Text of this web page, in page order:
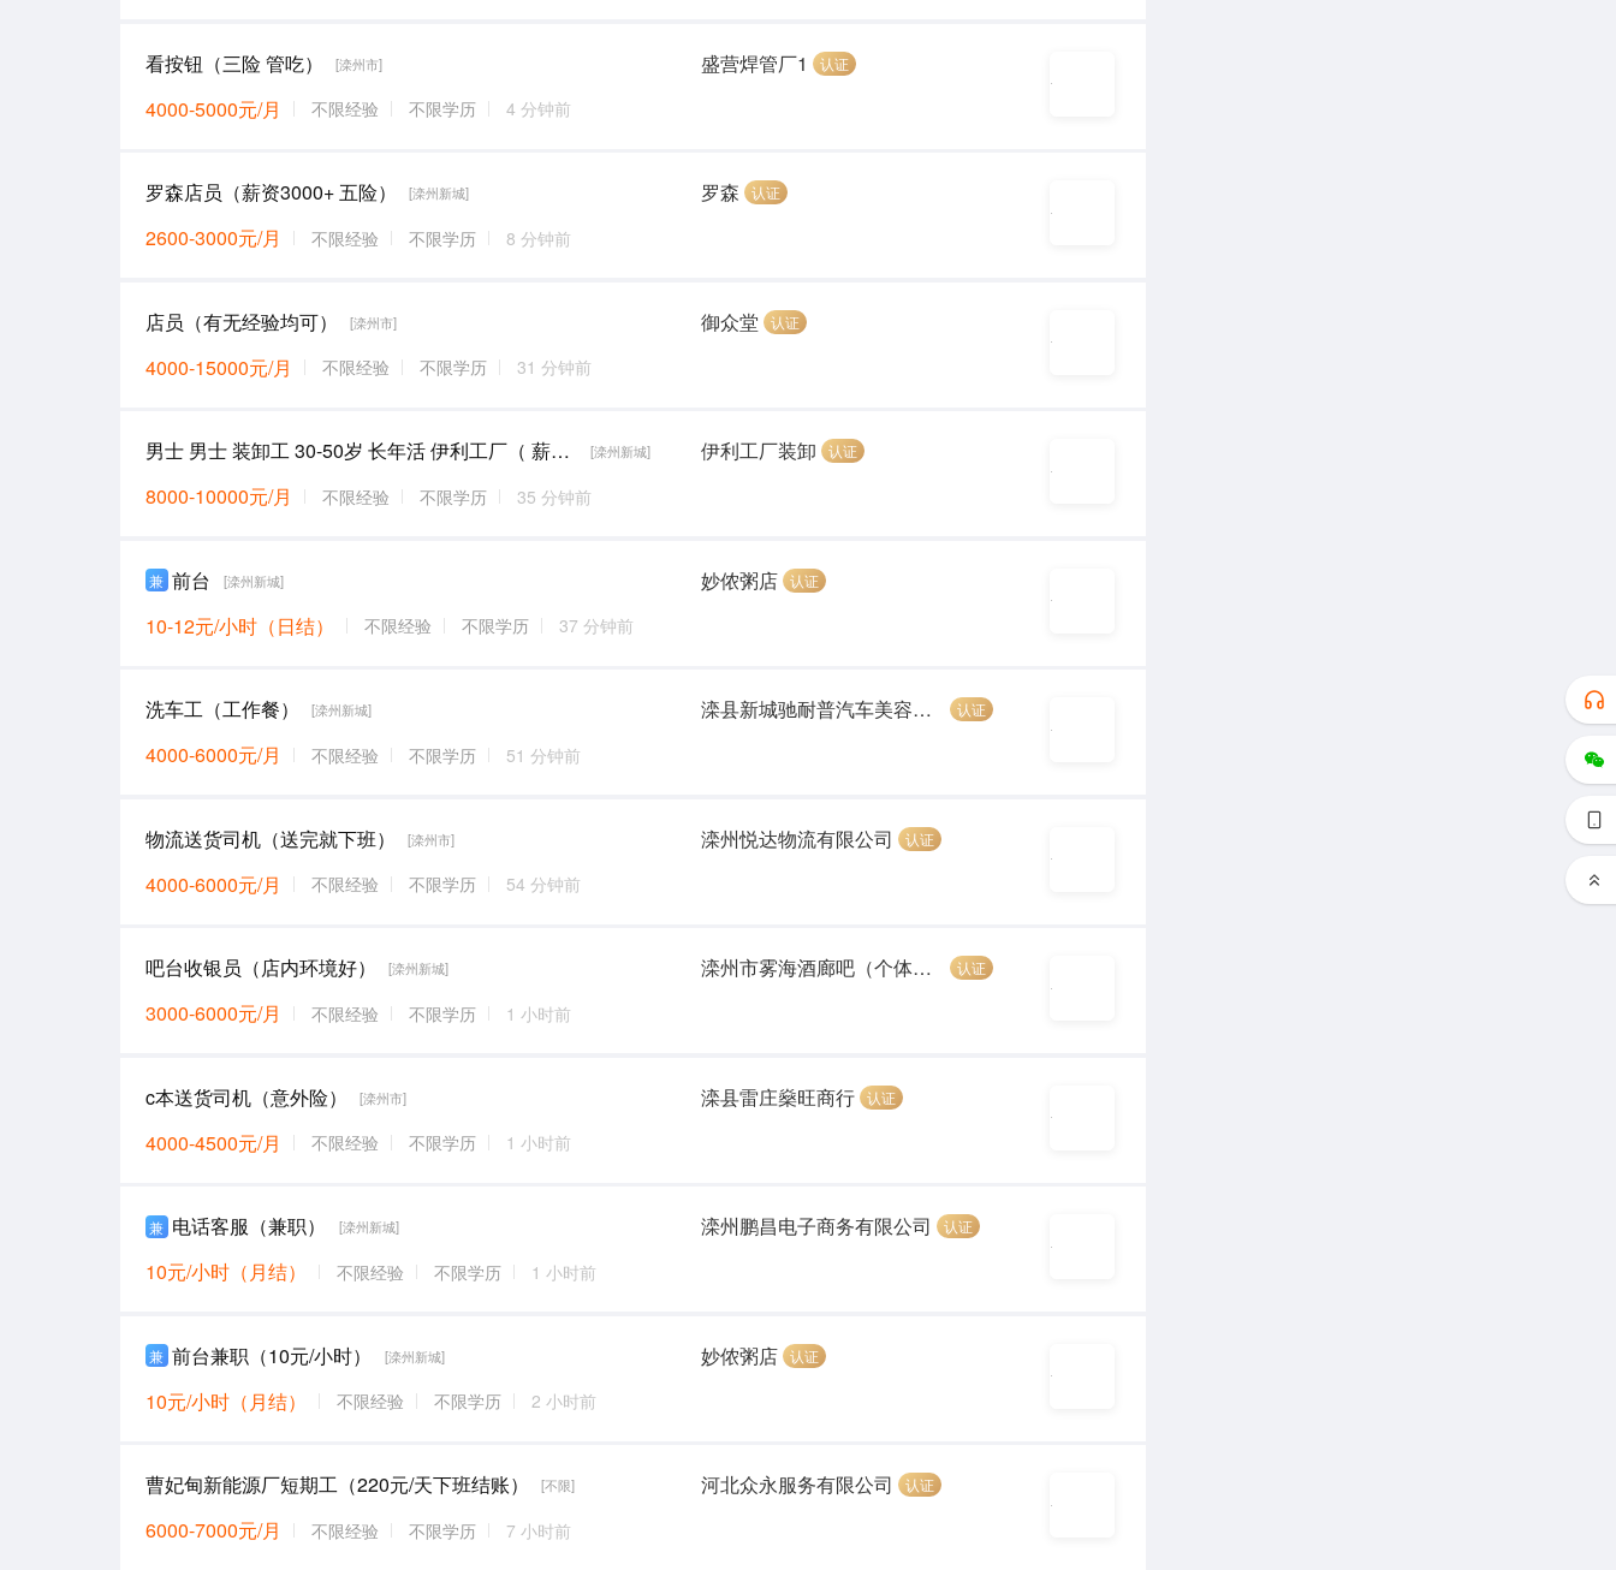
看按钮（三险 管吃） [滦州市]
4000-5000元/月 不限经验 不限学历 4 分钟前
盛营焊管厂1 认证
罗森店员（薪资3000+ 五险） [滦州新城]
2600-3000元/月 不限经验 不限学历 8 分钟前
罗森 认证
店员（有无经验均可） [滦州市]
4000-15000元/月 不限经验 不限学历 31 分钟前
御众堂 认证
男士 男士 装卸工 30-50岁 长年活 伊利工厂（ 薪资8000加） [滦州新城]
8000-10000元/月 不限经验 不限学历 35 分钟前
伊利工厂装卸 认证
兼 前台 [滦州新城]
10-12元/小时（日结） 不限经验 不限学历 37 分钟前
妙侬粥店 认证
洗车工（工作餐） [滦州新城]
4000-6000元/月 不限经验 不限学历 51 分钟前
滦县新城驰耐普汽车美容养护连锁店 认证
物流送货司机（送完就下班） [滦州市]
4000-6000元/月 不限经验 不限学历 54 分钟前
滦州悦达物流有限公司 认证
吧台收银员（店内环境好） [滦州新城]
3000-6000元/月 不限经验 不限学历 1 小时前
滦州市雾海酒廊吧（个体工商户） 认证
c本送货司机（意外险） [滦州市]
4000-4500元/月 不限经验 不限学历 1 小时前
滦县雷庄燊旺商行 认证
兼 电话客服（兼职） [滦州新城]
10元/小时（月结） 不限经验 不限学历 1 小时前
滦州鹏昌电子商务有限公司 认证
兼 前台兼职（10元/小时） [滦州新城]
10元/小时（月结） 不限经验 不限学历 2 小时前
妙侬粥店 认证
曹妃甸新能源厂短期工（220元/天下班结账） [不限]
6000-7000元/月 不限经验 不限学历 7 小时前
河北众永服务有限公司 认证